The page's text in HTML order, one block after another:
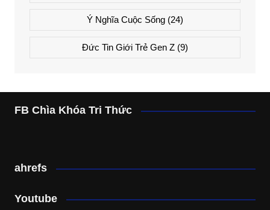
Ý Nghĩa Cuộc Sống(24)
Đức Tin Giới Trẻ Gen Z(9)
FB Chìa Khóa Tri Thức
ahrefs
Youtube